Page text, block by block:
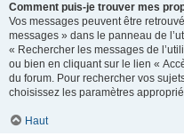
Comment puis-je trouver mes
Vos messages peuvent être
messages » dans le panneau de
« Rechercher les messages de
ou bien en cliquant sur le lien «
du forum. Pour rechercher vos
choisissez les paramètres
Haut